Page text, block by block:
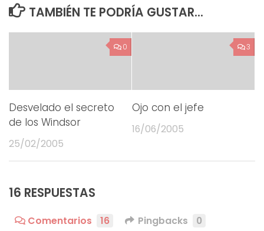
TAMBIÉN TE PODRÍA GUSTAR...
0
Desvelado el secreto
de los Windsor
25/02/2005
3
Ojo con el jefe
16/06/2005
16 RESPUESTAS
Comentarios 16 Pingbacks 0